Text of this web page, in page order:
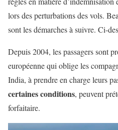
lors des perturbations des vols.
sont les démarches à suivre. Ci-
Depuis 2004, les passagers sont
européenne qui oblige les
India, à prendre en charge leurs
certaines conditions, peuvent
forfaitaire.